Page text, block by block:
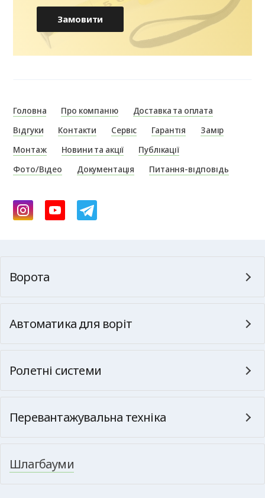
Замовити
Головна Про компанію
Доставка та оплата
Відгуки
Контакти Сервіс Гарантія
Замір
Монтаж
Новини та акції
Публікації
Фото/Відео
Документація Питання-відповідь
Ворота
Автоматика для воріт
Ролетні системи
Перевантажувальна техніка
Шлагбауми